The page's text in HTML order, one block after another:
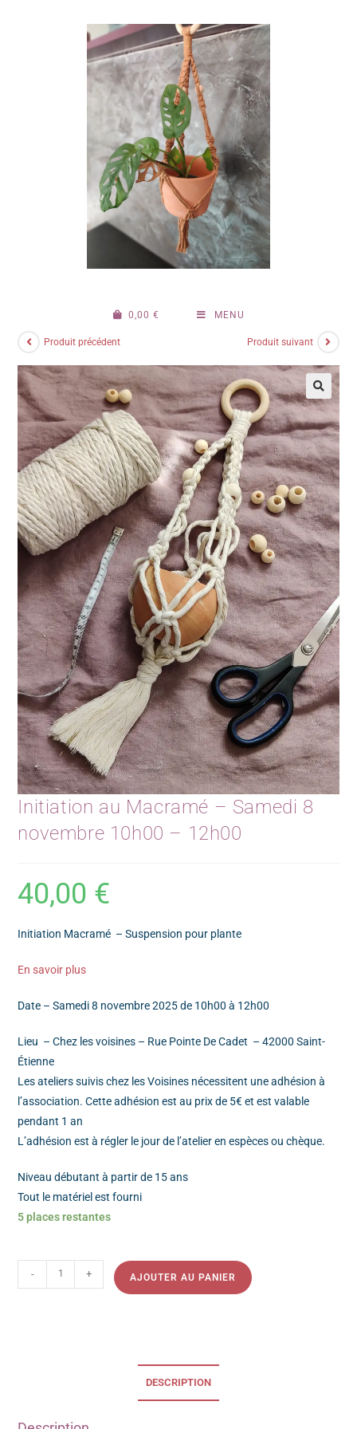
0,00 € MENU
Produit précédent Produit suivant
Initiation au Macramé – Samedi 8
novembre 10h00 – 12h00
40,00 €
Initiation Macramé – Suspension pour plante
En savoir plus
Date – Samedi 8 novembre 2025 de 10h00 à 12h00
Lieu – Chez les voisines – Rue Pointe De Cadet – 42000 Saint-
Étienne
Les ateliers suivis chez les Voisines nécessitent une adhésion à
l’association. Cette adhésion est au prix de 5€ et est valable
pendant 1 an
L’adhésion est à régler le jour de l’atelier en espèces ou chèque.
Niveau débutant à partir de 15 ans
Tout le matériel est fourni
5 places restantes
- + AJOUTER AU PANIER
DESCRIPTION